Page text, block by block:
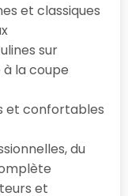
et classiques
sur
à la coupe
et confortables
du
et